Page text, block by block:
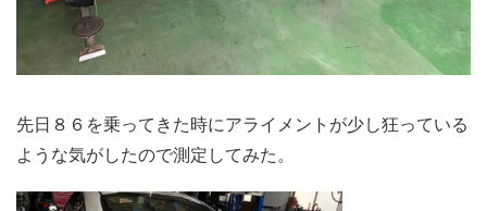
先日８６を乗ってきた時にアライメントが少し狂っている
ような気がしたので測定してみた。